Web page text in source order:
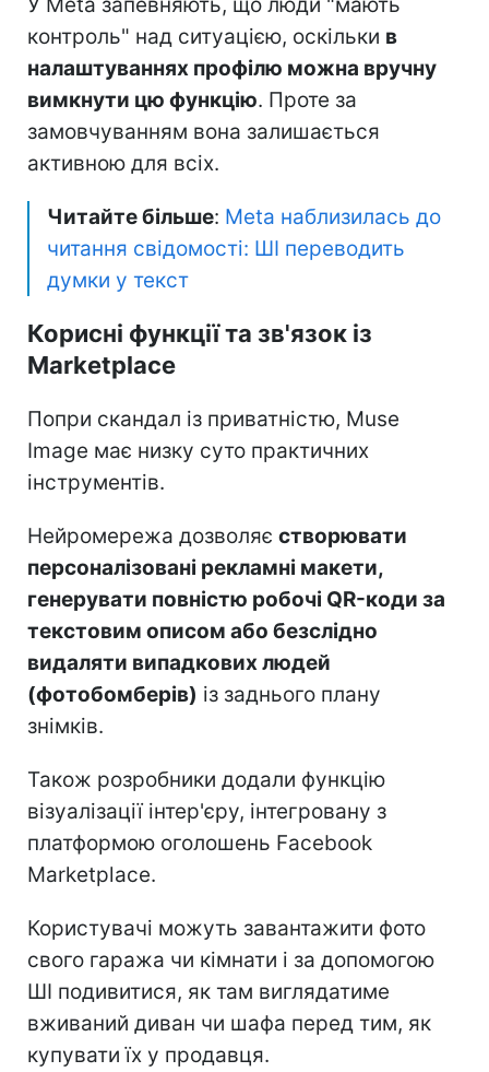
контроль" над ситуацією, оскільки в
налаштуваннях профілю можна вручну
вимкнути цю функцію. Проте за
замовчуванням вона залишається
активною для всіх.
Читайте більше: Meta наблизилась до
читання свідомості: ШІ переводить
думки у текст
Корисні функції та зв'язок із
Marketplace
Попри скандал із приватністю, Muse
Image має низку суто практичних
інструментів.
Нейромережа дозволяє створювати
персоналізовані рекламні макети,
генерувати повністю робочі QR-коди за
текстовим описом або безслідно
видаляти випадкових людей
(фотобомберів) із заднього плану
знімків.
Також розробники додали функцію
візуалізації інтер'єру, інтегровану з
платформою оголошень Facebook
Marketplace.
Користувачі можуть завантажити фото
свого гаража чи кімнати і за допомогою
ШІ подивитися, як там виглядатиме
вживаний диван чи шафа перед тим, як
купувати їх у продавця.